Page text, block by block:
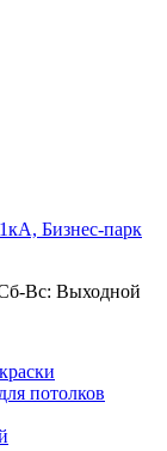
Бизнес-парк
Вс: Выходной
потолков